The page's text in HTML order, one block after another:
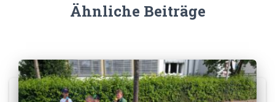
Ähnliche Beiträge